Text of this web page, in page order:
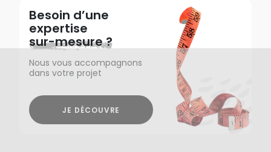
Besoin d’une
expertise
sur-mesure ?
Nous vous accompagnons
dans votre projet
JE DÉCOUVRE